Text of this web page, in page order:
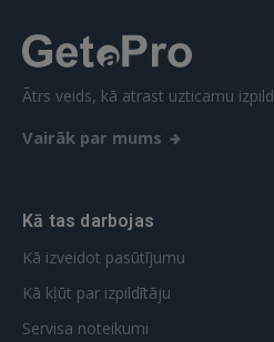
Ātrs veids, kā atrast uzticamu
Vairāk par mums
Kā tas darbojas
Kā izveidot pasūtījumu
Kā kļūt par izpildītāju
Servisa noteikumi